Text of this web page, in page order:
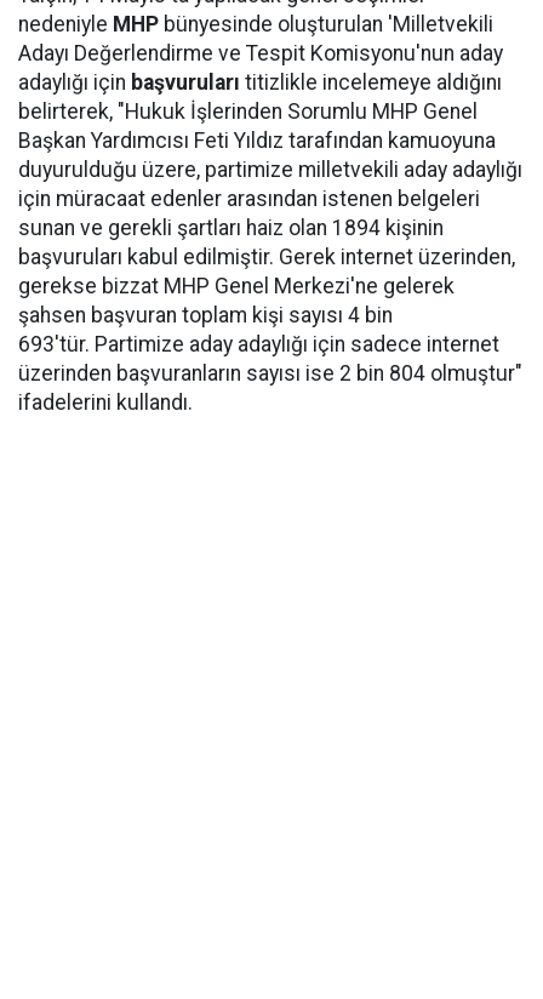
nedeniyle MHP bünyesinde oluşturulan 'Milletvekili
Adayı Değerlendirme ve Tespit Komisyonu'nun aday
adaylığı için başvuruları titizlikle incelemeye aldığını
belirterek, "Hukuk İşlerinden Sorumlu MHP Genel
Başkan Yardımcısı Feti Yıldız tarafından kamuoyuna
duyurulduğu üzere, partimize milletvekili aday adaylığı
için müracaat edenler arasından istenen belgeleri
sunan ve gerekli şartları haiz olan 1894 kişinin
başvuruları kabul edilmiştir. Gerek internet üzerinden,
gerekse bizzat MHP Genel Merkezi'ne gelerek
şahsen başvuran toplam kişi sayısı 4 bin
693'tür. Partimize aday adaylığı için sadece internet
üzerinden başvuranların sayısı ise 2 bin 804 olmuştur"
ifadelerini kullandı.